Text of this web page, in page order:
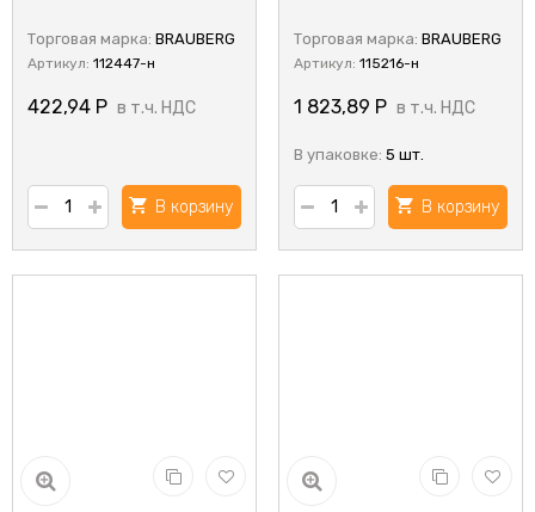
Торговая марка: BRAUBERG
Артикул: 112447-н
422,94 Р в т.ч. НДС
В корзину
Торговая марка: BRAUBERG
Артикул: 115216-н
1 823,89 Р в т.ч. НДС
В упаковке: 5 шт.
В корзину